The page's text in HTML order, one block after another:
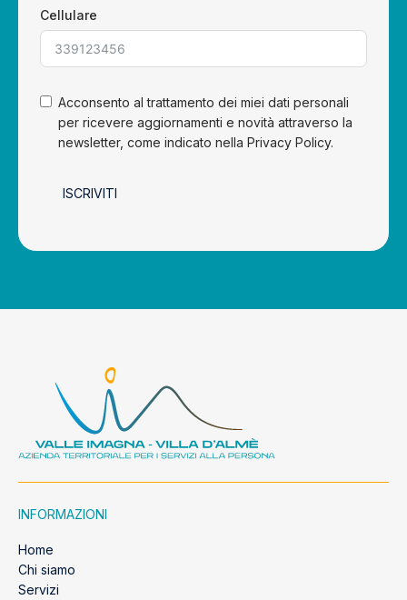
Cellulare
Acconsento al trattamento dei miei dati personali
per ricevere aggiornamenti e novità attraverso la
newsletter, come indicato nella Privacy Policy.
ISCRIVITI
INFORMAZIONI
Home
Chi siamo
Servizi